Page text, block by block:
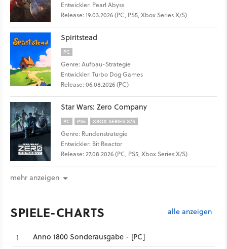
Entwickler: Pearl Abyss
Release: 19.03.2026 (PC, PS5, Xbox Series X/S)
Spiritstead
PC
Genre: Aufbau-Strategie
Entwickler: Turbo Dog Games
Release: 06.08.2026 (PC)
Star Wars: Zero Company
PC PS5 XBOX SERIES X/S
Genre: Rundenstrategie
Entwickler: Bit Reactor
Release: 27.08.2026 (PC, PS5, Xbox Series X/S)
mehr anzeigen
SPIELE-CHARTS alle anzeigen
1 Anno 1800 Sonderausgabe - [PC]